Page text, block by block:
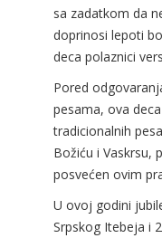
sa zadatkom da
doprinosi lepoti
deca polaznici
Pored
pesama, ova
tradicionalnih
Božiću i Vaskrsu,
posvećen ovim
U ovoj godini
Srpskog Itebeja i